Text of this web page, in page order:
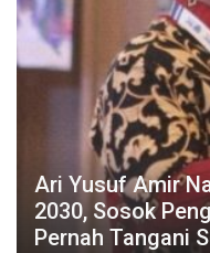
Ari Yusuf Amir
2030, Sosok
Pernah Tangani